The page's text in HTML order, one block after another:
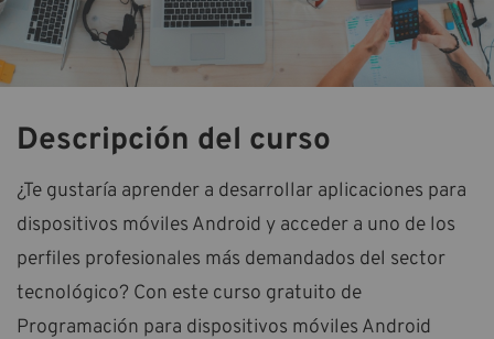
Descripción del curso
¿Te gustaría aprender a desarrollar aplicaciones para
dispositivos móviles Android y acceder a uno de los
perfiles profesionales más demandados del sector
tecnológico? Con este curso gratuito de
Programación para dispositivos móviles Android